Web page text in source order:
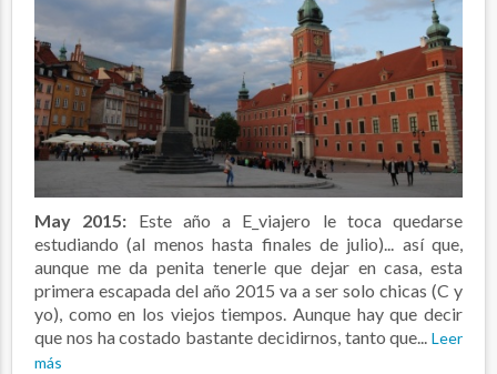
May 2015: Este año a E_viajero le toca quedarse
estudiando (al menos hasta finales de julio)... así que,
aunque me da penita tenerle que dejar en casa, esta
primera escapada del año 2015 va a ser solo chicas (C y
yo), como en los viejos tiempos. Aunque hay que decir
que nos ha costado bastante decidirnos, tanto que... Leer
más